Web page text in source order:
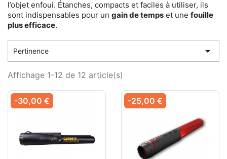
l’objet enfoui. Étanches, compacts et faciles à utiliser, ils
sont indispensables pour un gain de temps et une fouille
plus efficace.
Pertinence 
Affichage 1-12 de 12 article(s)
-30,00 € -25,00 €